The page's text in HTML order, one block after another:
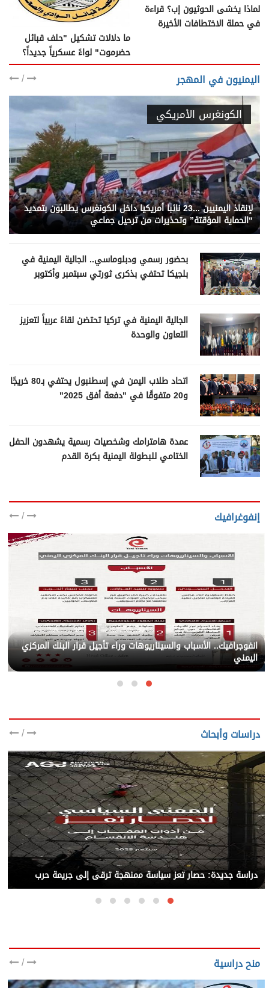
لماذا يخشى الحوثيون إب؟ قراءة
في حملة الاختطافات الأخيرة
ما دلالات تشكيل "حلف قبائل
حضرموت" لواءً عسكرياً جديداً؟
اليمنيون في المهجر /
الكونغرس الأمريكي
لإنقاذ اليمنيين ...23 نائبا أمريكيا داخل الكونغرس يطالبون بتمديد
“الحماية المؤقتة” وتحذيرات من ترحيل جماعي
بحضور رسمي ودبلوماسي.. الجالية اليمنية في
بلجيكا تحتفي بذكرى ثورتي سبتمبر وأكتوبر
الجالية اليمنية في تركيا تحتضن لقاءً عربياً لتعزيز
التعاون والوحدة
اتحاد طلاب اليمن في إسطنبول يحتفي بـ80 خريجًا
و20 متفوقًا في "دفعة أفق 2025"
عمدة هامترامك وشخصيات رسمية يشهدون الحفل
الختامي للبطولة اليمنية بكرة القدم
إنفوغرافيك /
انفوجرافيك.. الأسباب والسيناريوهات وراء تأجيل قرار البنك المركزي
اليمني
دراسات وأبحاث /
دراسة جديدة: حصار تعز سياسة ممنهجة ترقى إلى جريمة حرب
منح دراسية /